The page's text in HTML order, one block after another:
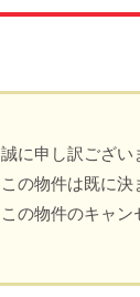
誠に申し訳ござい
この物件は既に決
この物件のキャン